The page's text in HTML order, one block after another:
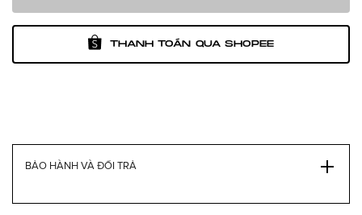
THANH TOÁN QUA SHOPEE
BẢO HÀNH VÀ ĐỔI TRẢ